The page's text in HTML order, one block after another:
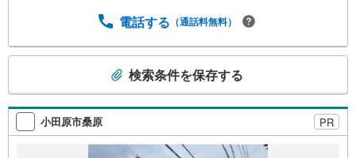
なスタッフが揃っています!! また、自社施工によるリノベ
関する税金法律その他各種手続きのことなど何でもお気軽
にご相談ください。 お客様にいかに喜んでいただけるかを
心がけています。 ●営業時間 午前9時00分～午後7時00分
のお問い合わせがスムーズにご案内できます。 お気軽にお
電話ください。スタッフ一同、心よりお待ちしております
ので宜しくお願い致します。
電話する （通話料無料）
検
索
条
検索条件を保存する
小田原市桑原 PR